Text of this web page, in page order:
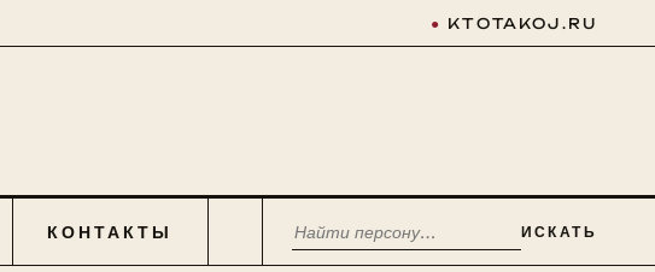
● KTOTAKOJ.RU
КОНТАКТЫ ИСКАТЬ